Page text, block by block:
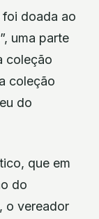
doada ao
uma parte
coleção
coleção
do
que em
do
o vereador